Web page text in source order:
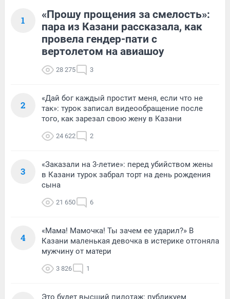
1
«Прошу прощения за смелость»:
пара из Казани рассказала, как
провела гендер-пати с
вертолетом на авиашоу
28 275 3
2
«Дай бог каждый простит меня, если что не
так»: турок записал видеообращение после
того, как зарезал свою жену в Казани
24 622 2
3
«Заказали на 3-летие»: перед убийством жены
в Казани турок забрал торт на день рождения
сына
21 650 6
4
«Мама! Мамочка! Ты зачем ее ударил?» В
Казани маленькая девочка в истерике отгоняла
мужчину от матери
3 826 1
Это будет высший пилотаж: публикуем